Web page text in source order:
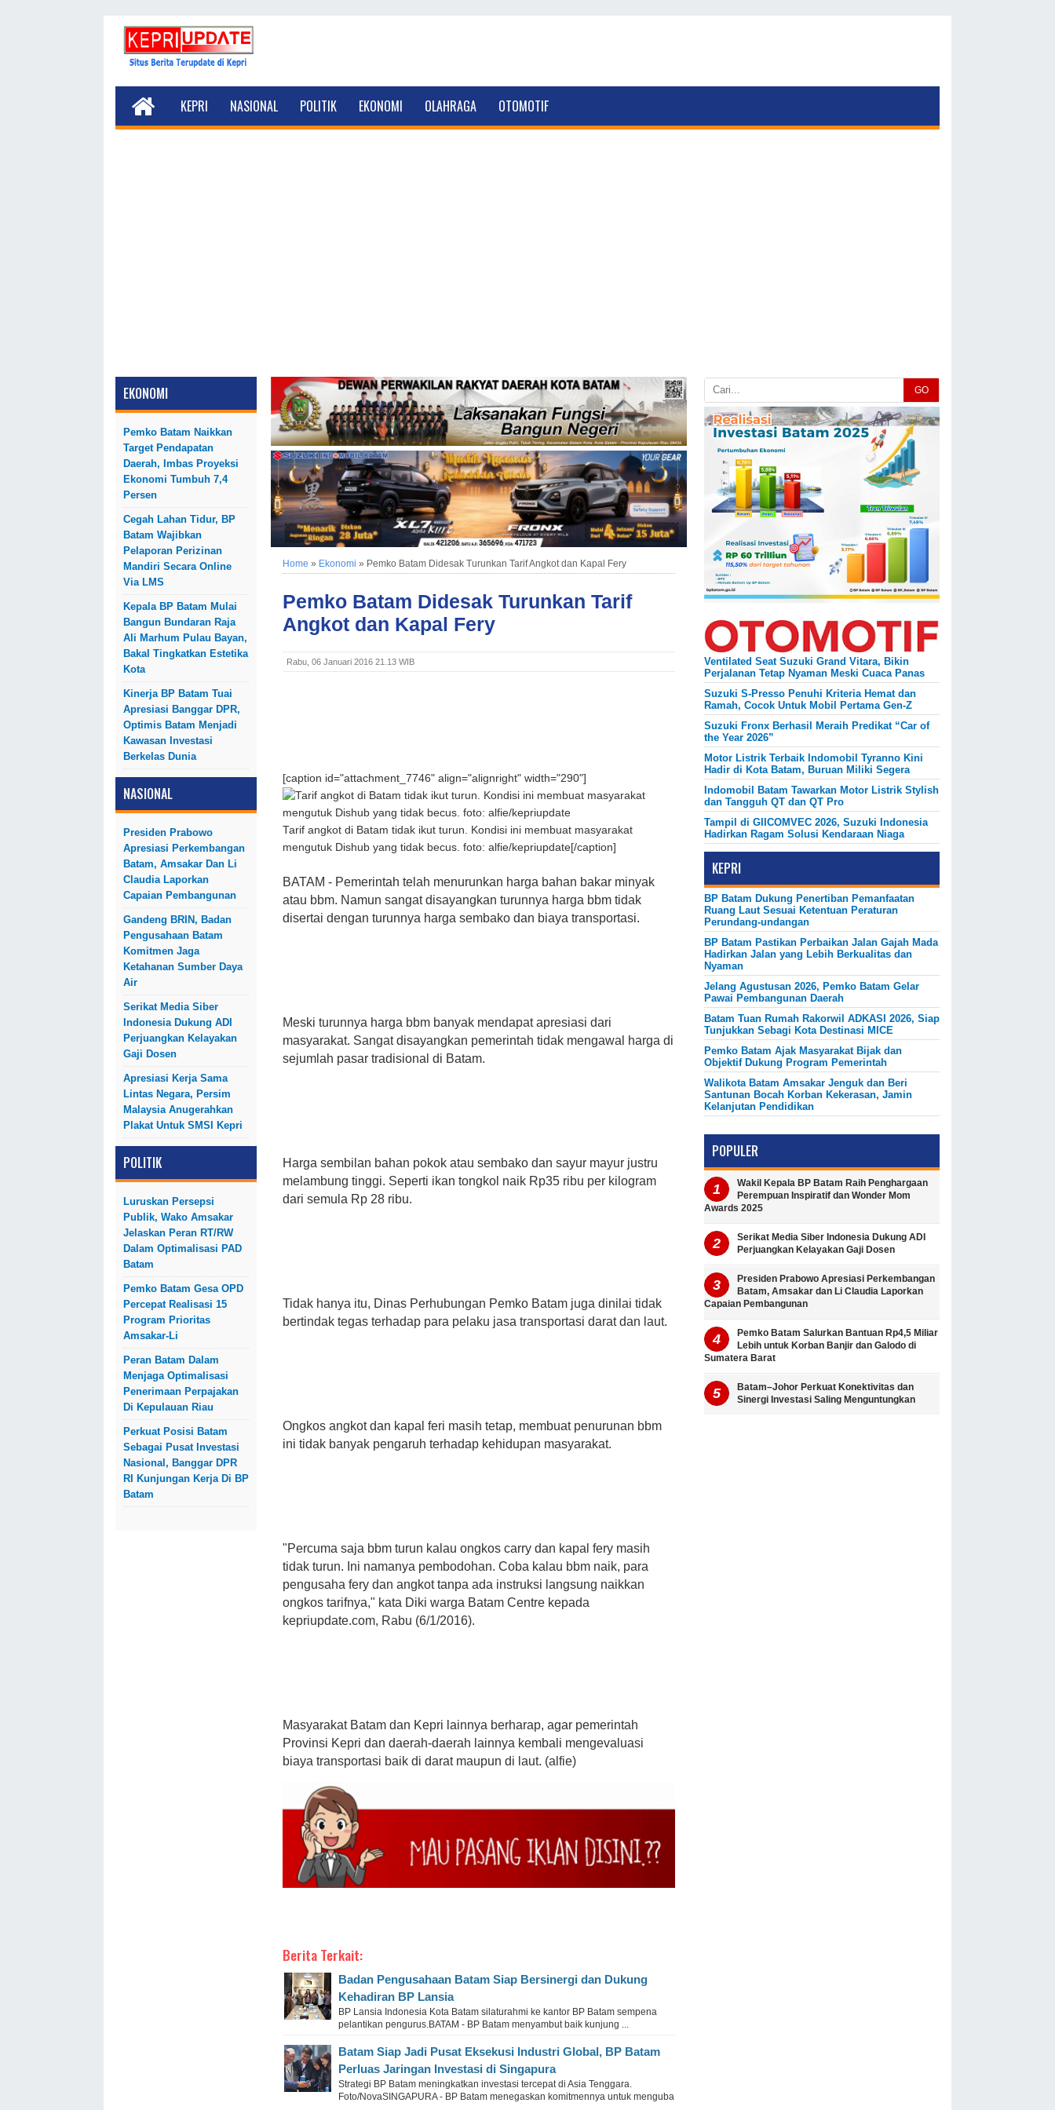
KEPRI NASIONAL POLITIK EKONOMI OLAHRAGA OTOMOTIF
EKONOMI
Pemko Batam Naikkan
Target Pendapatan
Daerah, Imbas Proyeksi
Ekonomi Tumbuh 7,4
Persen
Cegah Lahan Tidur, BP
Batam Wajibkan
Pelaporan Perizinan
Mandiri Secara Online
Via LMS
Kepala BP Batam Mulai
Bangun Bundaran Raja
Ali Marhum Pulau Bayan,
Bakal Tingkatkan Estetika
Kota
Kinerja BP Batam Tuai
Apresiasi Banggar DPR,
Optimis Batam Menjadi
Kawasan Investasi
Berkelas Dunia
NASIONAL
Presiden Prabowo
Apresiasi Perkembangan
Batam, Amsakar Dan Li
Claudia Laporkan
Capaian Pembangunan
Gandeng BRIN, Badan
Pengusahaan Batam
Komitmen Jaga
Ketahanan Sumber Daya
Air
Serikat Media Siber
Indonesia Dukung ADI
Perjuangkan Kelayakan
Gaji Dosen
Apresiasi Kerja Sama
Lintas Negara, Persim
Malaysia Anugerahkan
Plakat Untuk SMSI Kepri
POLITIK
Luruskan Persepsi
Publik, Wako Amsakar
Jelaskan Peran RT/RW
Dalam Optimalisasi PAD
Batam
Pemko Batam Gesa OPD
Percepat Realisasi 15
Program Prioritas
Amsakar-Li
Peran Batam Dalam
Menjaga Optimalisasi
Penerimaan Perpajakan
Di Kepulauan Riau
Perkuat Posisi Batam
Sebagai Pusat Investasi
Nasional, Banggar DPR
RI Kunjungan Kerja Di BP
Batam
Home » Ekonomi » Pemko Batam Didesak Turunkan Tarif Angkot dan Kapal Fery
Pemko Batam Didesak Turunkan Tarif
Angkot dan Kapal Fery
Rabu, 06 Januari 2016 21.13 WIB
[caption id="attachment_7746" align="alignright" width="290"]
Tarif angkot di Batam tidak ikut turun. Kondisi ini membuat masyarakat
mengutuk Dishub yang tidak becus. foto: alfie/kepriupdate[/caption]
BATAM - Pemerintah telah menurunkan harga bahan bakar minyak
atau bbm. Namun sangat disayangkan turunnya harga bbm tidak
disertai dengan turunnya harga sembako dan biaya transportasi.
Meski turunnya harga bbm banyak mendapat apresiasi dari
masyarakat. Sangat disayangkan pemerintah tidak mengawal harga di
sejumlah pasar tradisional di Batam.
Harga sembilan bahan pokok atau sembako dan sayur mayur justru
melambung tinggi. Seperti ikan tongkol naik Rp35 ribu per kilogram
dari semula Rp 28 ribu.
Tidak hanya itu, Dinas Perhubungan Pemko Batam juga dinilai tidak
bertindak tegas terhadap para pelaku jasa transportasi darat dan laut.
Ongkos angkot dan kapal feri masih tetap, membuat penurunan bbm
ini tidak banyak pengaruh terhadap kehidupan masyarakat.
"Percuma saja bbm turun kalau ongkos carry dan kapal fery masih
tidak turun. Ini namanya pembodohan. Coba kalau bbm naik, para
pengusaha fery dan angkot tanpa ada instruksi langsung naikkan
ongkos tarifnya," kata Diki warga Batam Centre kepada
kepriupdate.com, Rabu (6/1/2016).
Masyarakat Batam dan Kepri lainnya berharap, agar pemerintah
Provinsi Kepri dan daerah-daerah lainnya kembali mengevaluasi
biaya transportasi baik di darat maupun di laut. (alfie)
Berita Terkait:
Badan Pengusahaan Batam Siap Bersinergi dan Dukung
Kehadiran BP Lansia
BP Lansia Indonesia Kota Batam silaturahmi ke kantor BP Batam sempena
pelantikan pengurus.BATAM - BP Batam menyambut baik kunjung ...
Batam Siap Jadi Pusat Eksekusi Industri Global, BP Batam
Perluas Jaringan Investasi di Singapura
Strategi BP Batam meningkatkan investasi tercepat di Asia Tenggara.
Foto/NovaSINGAPURA - BP Batam menegaskan komitmennya untuk menguba
GO
Ventilated Seat Suzuki Grand Vitara, Bikin
Perjalanan Tetap Nyaman Meski Cuaca Panas
Suzuki S-Presso Penuhi Kriteria Hemat dan
Ramah, Cocok Untuk Mobil Pertama Gen-Z
Suzuki Fronx Berhasil Meraih Predikat “Car of
the Year 2026”
Motor Listrik Terbaik Indomobil Tyranno Kini
Hadir di Kota Batam, Buruan Miliki Segera
Indomobil Batam Tawarkan Motor Listrik Stylish
dan Tangguh QT dan QT Pro
Tampil di GIICOMVEC 2026, Suzuki Indonesia
Hadirkan Ragam Solusi Kendaraan Niaga
KEPRI
BP Batam Dukung Penertiban Pemanfaatan
Ruang Laut Sesuai Ketentuan Peraturan
Perundang-undangan
BP Batam Pastikan Perbaikan Jalan Gajah Mada
Hadirkan Jalan yang Lebih Berkualitas dan
Nyaman
Jelang Agustusan 2026, Pemko Batam Gelar
Pawai Pembangunan Daerah
Batam Tuan Rumah Rakorwil ADKASI 2026, Siap
Tunjukkan Sebagi Kota Destinasi MICE
Pemko Batam Ajak Masyarakat Bijak dan
Objektif Dukung Program Pemerintah
Walikota Batam Amsakar Jenguk dan Beri
Santunan Bocah Korban Kekerasan, Jamin
Kelanjutan Pendidikan
POPULER
Wakil Kepala BP Batam Raih Penghargaan
Perempuan Inspiratif dan Wonder Mom
Awards 2025
Serikat Media Siber Indonesia Dukung ADI
Perjuangkan Kelayakan Gaji Dosen
Presiden Prabowo Apresiasi Perkembangan
Batam, Amsakar dan Li Claudia Laporkan
Capaian Pembangunan
Pemko Batam Salurkan Bantuan Rp4,5 Miliar
Lebih untuk Korban Banjir dan Galodo di
Sumatera Barat
Batam–Johor Perkuat Konektivitas dan
Sinergi Investasi Saling Menguntungkan